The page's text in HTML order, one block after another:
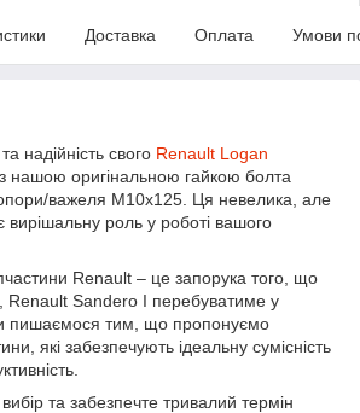
Доставка Оплата Умови
надійність свого Renault Logan
нашою оригінальною гайкою болта
важеля M10x125. Ця невелика, але
вирішальну роль у роботі вашого
Renault – це запорука того, що
Sandero I перебуватиме у
пишаємося тим, що пропонуємо
які забезпечують ідеальну сумісність
та забезпечте тривалий термін